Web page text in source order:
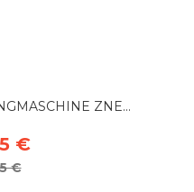
ZNE...
€
€